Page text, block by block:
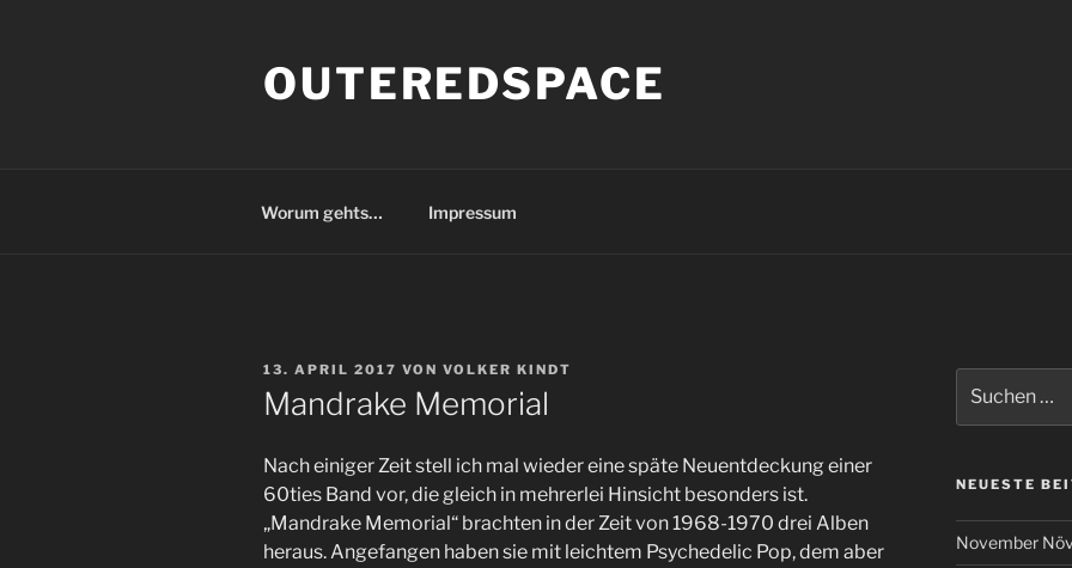
OUTEREDSPACE
Worum gehts… Impressum
VERÖFFENTLICHT
AM
13. APRIL 2017 VON VOLKER KINDT
Mandrake Memorial
Nach einiger Zeit stell ich mal wieder eine späte Neuentdeckung einer
60ties Band vor, die gleich in mehrerlei Hinsicht besonders ist.
„Mandrake Memorial“ brachten in der Zeit von 1968-1970 drei Alben
heraus. Angefangen haben sie mit leichtem Psychedelic Pop, dem aber
nach:
NEUESTE
November